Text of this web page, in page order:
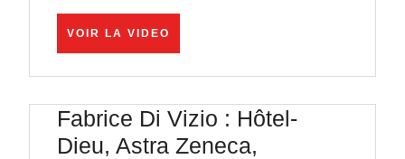
VOIR LA VIDEO
Fabrice Di Vizio : Hôtel-
Dieu, Astra Zeneca,